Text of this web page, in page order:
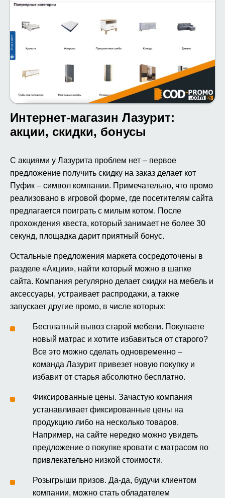
Интернет-магазин Лазурит:
акции, скидки, бонусы
С акциями у Лазурита проблем нет – первое
предложение получить скидку на заказ делает кот
Пуфик – символ компании. Примечательно, что промо
реализовано в игровой форме, где посетителям сайта
предлагается поиграть с милым котом. После
прохождения квеста, который занимает не более 30
секунд, площадка дарит приятный бонус.
Остальные предложения маркета сосредоточены в
разделе «Акции», найти который можно в шапке
сайта. Компания регулярно делает скидки на мебель и
аксессуары, устраивает распродажи, а также
запускает другие промо, в числе которых:
Бесплатный вывоз старой мебели. Покупаете
новый матрас и хотите избавиться от старого?
Все это можно сделать одновременно –
команда Лазурит привезет новую покупку и
избавит от старья абсолютно бесплатно.
Фиксированные цены. Зачастую компания
устанавливает фиксированные цены на
продукцию либо на несколько товаров.
Например, на сайте нередко можно увидеть
предложение о покупке кровати с матрасом по
привлекательно низкой стоимости.
Розыгрыши призов. Да-да, будучи клиентом
компании, можно стать обладателем